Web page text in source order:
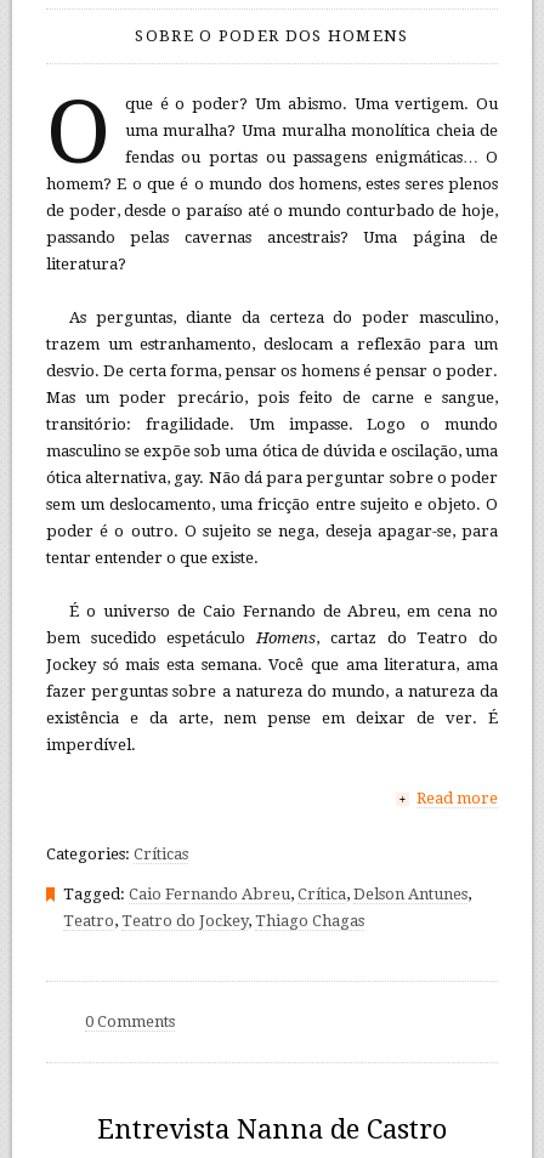
SOBRE O PODER DOS HOMENS
O
que é o poder? Um abismo. Uma vertigem. Ou
uma muralha? Uma muralha monolítica cheia de
fendas ou portas ou passagens enigmáticas… O
homem? E o que é o mundo dos homens, estes seres plenos
de poder, desde o paraíso até o mundo conturbado de hoje,
passando pelas cavernas ancestrais? Uma página de
literatura?
As perguntas, diante da certeza do poder masculino,
trazem um estranhamento, deslocam a reflexão para um
desvio. De certa forma, pensar os homens é pensar o poder.
Mas um poder precário, pois feito de carne e sangue,
transitório: fragilidade. Um impasse. Logo o mundo
masculino se expõe sob uma ótica de dúvida e oscilação, uma
ótica alternativa, gay. Não dá para perguntar sobre o poder
sem um deslocamento, uma fricção entre sujeito e objeto. O
poder é o outro. O sujeito se nega, deseja apagar-se, para
tentar entender o que existe.
É o universo de Caio Fernando de Abreu, em cena no
bem sucedido espetáculo Homens, cartaz do Teatro do
Jockey só mais esta semana. Você que ama literatura, ama
fazer perguntas sobre a natureza do mundo, a natureza da
existência e da arte, nem pense em deixar de ver. É
imperdível.
+ Read more
Categories: Críticas
Tagged: Caio Fernando Abreu, Crítica, Delson Antunes,
Teatro, Teatro do Jockey, Thiago Chagas
0 Comments
Entrevista Nanna de Castro